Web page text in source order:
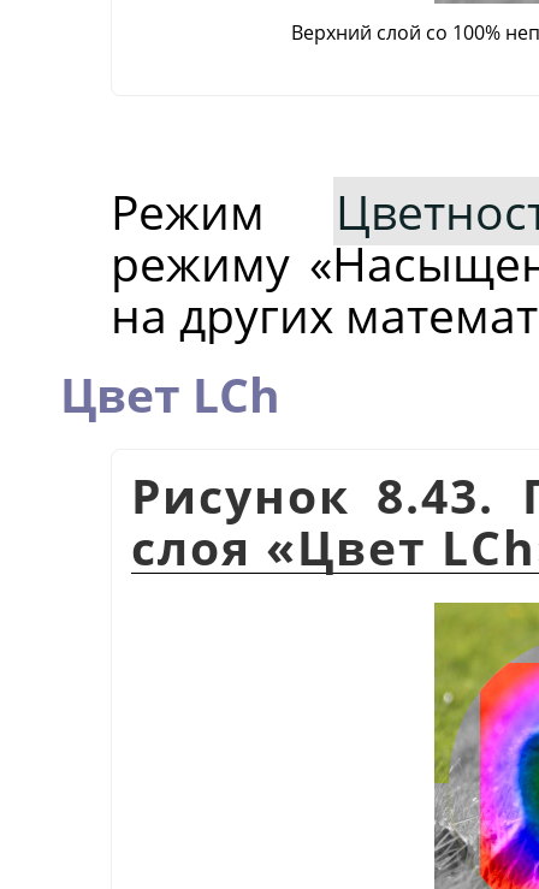
Верхний слой со 100%
Режим
режиму
на других
Цвет LCh
Рисунок
слоя «Цвет LCh